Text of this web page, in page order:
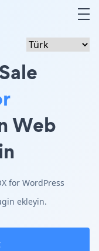
Web
for WordPress
ekleyin.